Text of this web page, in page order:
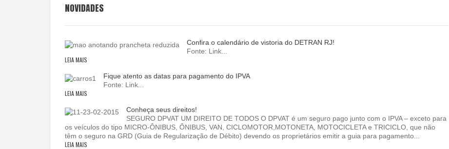
NOVIDADES
Confira o calendário de vistoria do DETRAN RJ!
Fonte: Link...
LEIA MAIS
Fique atento as datas para pagamento do IPVA
Fonte: Link...
LEIA MAIS
Conheça seus direitos!
SEGURO DPVAT UM DIREITO DE TODOS O DPVAT é um seguro pago junto com o IPVA – exceto para
os veículos do tipo MICRO-ÔNIBUS, ÔNIBUS, VAN, CICLOMOTOR,MOTONETA, MOTOCICLETA e TRICICLO, que não
têm o seguro na GRD (Guia de Regularização de Débito) devendo os proprietários emitir a guia para pagamento...
LEIA MAIS